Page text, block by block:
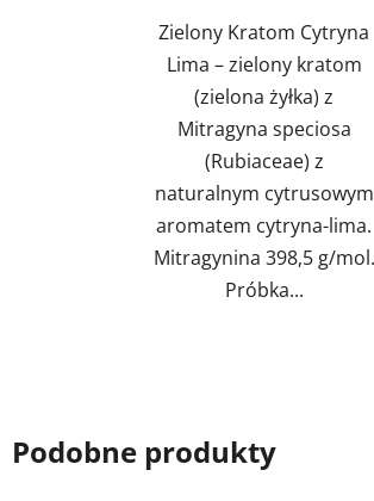
Zielony Kratom Cytryna
Lima – zielony kratom
(zielona żyłka) z
Mitragyna speciosa
(Rubiaceae) z
naturalnym cytrusowym
aromatem cytryna-lima.
Mitragynina 398,5 g/mol.
Próbka...
Podobne produkty